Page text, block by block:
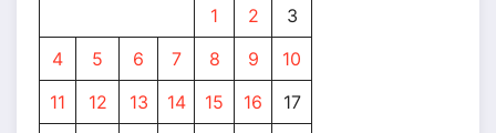
1 2
3
4
5 6 7 8 9
10
11
12 13 14 15 16
17